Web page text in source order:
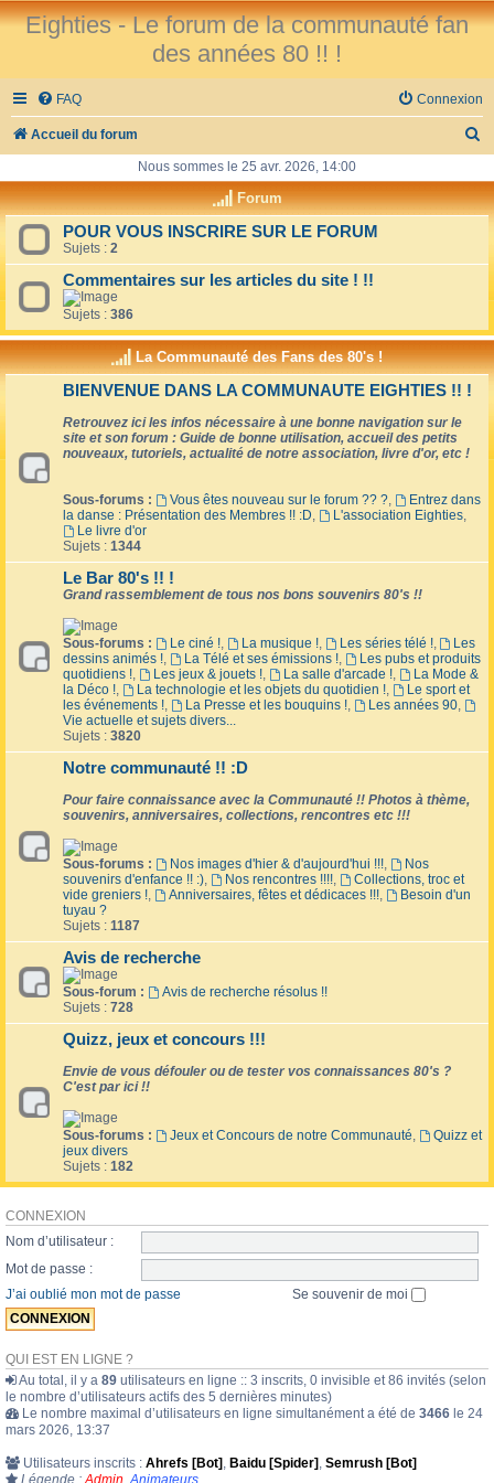
Eighties - Le forum de la communauté fan
des années 80 !! !
FAQ Connexion
Accueil du forum
h
h
e
Nous sommes le 25 avr. 2026, 14:00
Forum
POUR VOUS INSCRIRE SUR LE FORUM
Sujets : 2
Commentaires sur les articles du site ! !!
Sujets : 386
La Communauté des Fans des 80's !
BIENVENUE DANS LA COMMUNAUTE EIGHTIES !! !
Retrouvez ici les infos nécessaire à une bonne navigation sur le
site et son forum : Guide de bonne utilisation, accueil des petits
nouveaux, tutoriels, actualité de notre association, livre d'or, etc !
Sous-forums : Vous êtes nouveau sur le forum ?? ?,
Entrez dans
la danse : Présentation des Membres !! :D, L'association Eighties,
Le livre d'or
Sujets : 1344
Le Bar 80's !! !
Grand rassemblement de tous nos bons souvenirs 80's !!
Sous-forums : Le ciné !, La musique !, Les séries télé !,
Les
dessins animés !, La Télé et ses émissions !,
Les pubs et produits
quotidiens !, Les jeux & jouets !, La salle d'arcade !,
La Mode &
la Déco !, La technologie et les objets du quotidien !,
Le sport et
les événements !, La Presse et les bouquins !, Les années 90,
Vie actuelle et sujets divers...
Sujets : 3820
Notre communauté !! :D
Pour faire connaissance avec la Communauté !! Photos à thème,
souvenirs, anniversaires, collections, rencontres etc !!!
Sous-forums : Nos images d'hier & d'aujourd'hui !!!,
Nos
souvenirs d'enfance !! :), Nos rencontres !!!!,
Collections, troc et
vide greniers !, Anniversaires, fêtes et dédicaces !!!,
Besoin d'un
tuyau ?
Sujets : 1187
Avis de recherche
Sous-forum :
Avis de recherche résolus !!
Sujets : 728
Quizz, jeux et concours !!!
Envie de vous défouler ou de tester vos connaissances 80's ?
C'est par ici !!
Sous-forums : Jeux et Concours de notre Communauté,
Quizz et
jeux divers
Sujets : 182
CONNEXION
Nom d’utilisateur :
Mot de passe :
J’ai oublié mon mot de passe
Se souvenir de moi
QUI EST EN LIGNE ?
Au total, il y a 89 utilisateurs en ligne :: 3 inscrits, 0 invisible et 86 invités (selon
le nombre d’utilisateurs actifs des 5 dernières minutes)
Le nombre maximal d’utilisateurs en ligne simultanément a été de 3466 le 24
mars 2026, 13:37
Utilisateurs inscrits : Ahrefs [Bot] , Baidu [Spider] , Semrush [Bot]
Légende : Admin Animateurs